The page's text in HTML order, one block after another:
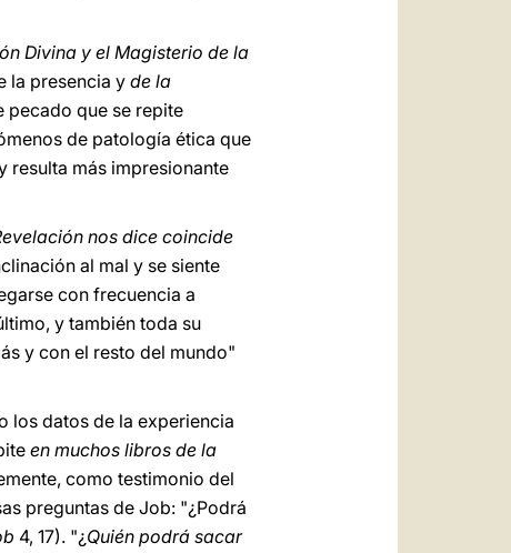
Divina y el Magisterio de la
la presencia y de la
pecado que se repite
de patología ética que
resulta más impresionante
nos dice coincide
al mal y se siente
con frecuencia a
y también toda su
y con el resto del mundo"
los datos de la experiencia
en muchos libros de la
como testimonio del
preguntas de Job: "¿Podrá
4, 17). "¿Quién podrá sacar